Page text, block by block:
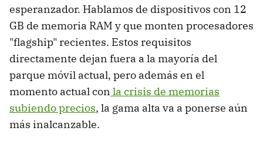
esperanzador. Hablamos de dispositivos con 12
GB de memoria RAM y que monten procesadores
"flagship" recientes. Estos requisitos
directamente dejan fuera a la mayoría del
parque móvil actual, pero además en el
momento actual con la crisis de memorias
subiendo precios, la gama alta va a ponerse aún
más inalcanzable.